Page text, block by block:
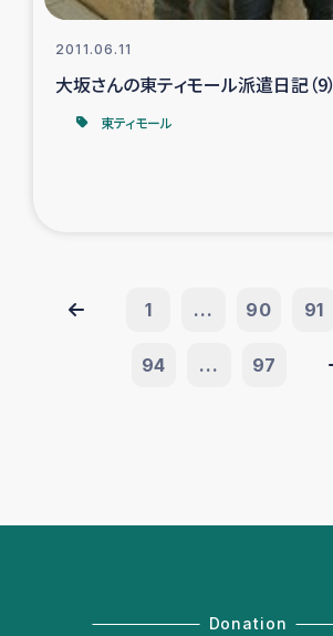
2011.06.11
大坂さんの東ティモール派遣日記（9）
東ティモール
1 ... 90 91
94 ... 97
Donation